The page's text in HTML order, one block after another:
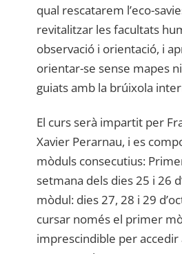
qual rescatarem l’eco-
revitalitzar les facultats
observació i orientació, i
orientar-se sense mapes
guiats amb la brúixola
El curs serà impartit per
Xavier Perarnau, i es
mòduls consecutius:
setmana dels dies 25 i 26
mòdul: dies 27, 28 i 29
cursar només el primer
imprescindible per accedir